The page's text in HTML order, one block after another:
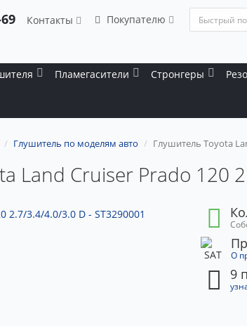
Контакты Покупателю
Пламегасители Стронгеры
Глушитель по моделям авто Глушитель Toyota
Land Cruiser Prado 120
О
9